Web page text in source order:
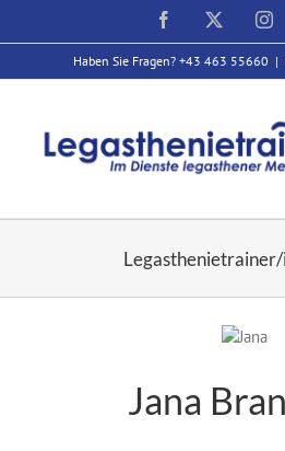
Facebook
Haben Sie Fragen? +43 463 55660 |
Jana